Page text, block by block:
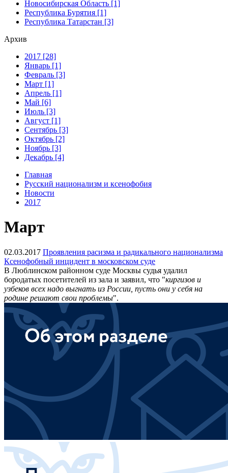
Новосибирская Область [1]
Республика Бурятия [1]
Республика Татарстан [3]
Архив
2017 [28]
Январь [1]
Февраль [3]
Март [1]
Апрель [1]
Май [6]
Июль [3]
Август [1]
Сентябрь [3]
Октябрь [2]
Ноябрь [3]
Декабрь [4]
Главная
Русский национализм и ксенофобия
Новости
2017
Март
02.03.2017 Проявления расизма и радикального национализма
Ксенофобный инцидент в московском суде
В Люблинском районном суде Москвы судья удалил
бородатых посетителей из зала и заявил, что "киргизов и
узбеков всех надо выгнать из России, пусть они у себя на
родине решают свои проблемы".